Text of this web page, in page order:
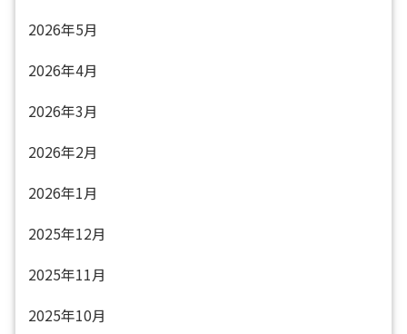
2026年5月
2026年4月
2026年3月
2026年2月
2026年1月
2025年12月
2025年11月
2025年10月